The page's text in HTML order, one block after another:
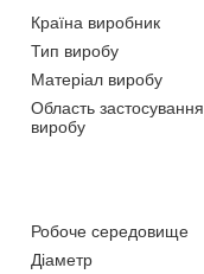
Країна виробник
Тип виробу
Матеріал виробу
Область застосування
виробу
Робоче середовище
Діаметр